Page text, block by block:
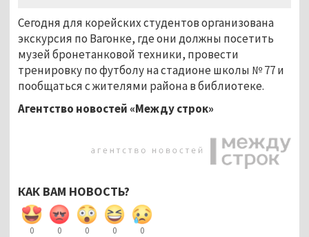
Сегодня для корейских студентов организована
экскурсия по Вагонке, где они должны посетить
музей бронетанковой техники, провести
тренировку по футболу на стадионе школы № 77 и
пообщаться с жителями района в библиотеке.
Агентство новостей «Между строк»
КАК ВАМ НОВОСТЬ?
0 0 0 0 0